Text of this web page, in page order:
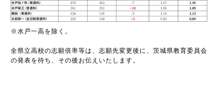
※水戸一高を除く。
全県立高校の志願倍率等は、志願先変更後に、茨城県教育委員会
の発表を待ち、その後お伝えいたします。